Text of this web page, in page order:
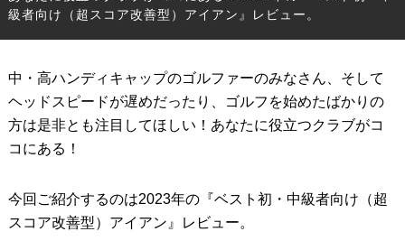
級者向け（超スコア改善型）アイアン』レビュー。
中・高ハンディキャップのゴルファーのみなさん、そして
ヘッドスピードが遅めだったり、ゴルフを始めたばかりの
方は是非とも注目してほしい！あなたに役立つクラブがコ
コにある！
今回ご紹介するのは2023年の『ベスト初・中級者向け（超
スコア改善型）アイアン』レビュー。
FAIRWAY WOODS フェアウェイウッド
HYBRIDS ハイブリッド
IRONS アイアン
WEDGES ウェッジ
PUTTERS
OTHER その他
Editor’s Picks 編集部のおすすめ